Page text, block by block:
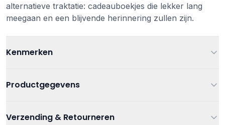
alternatieve traktatie: cadeauboekjes die lekker lang
meegaan en een blijvende herinnering zullen zijn.
Kenmerken
Productgegevens
Artikelnummer
Verzending & Retourneren